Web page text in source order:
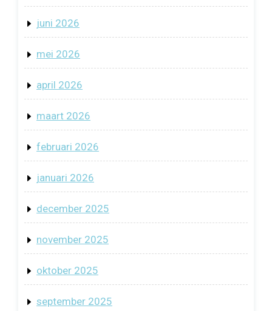
juni 2026
mei 2026
april 2026
maart 2026
februari 2026
januari 2026
december 2025
november 2025
oktober 2025
september 2025